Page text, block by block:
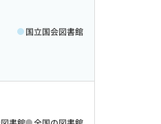
国立国会図書館